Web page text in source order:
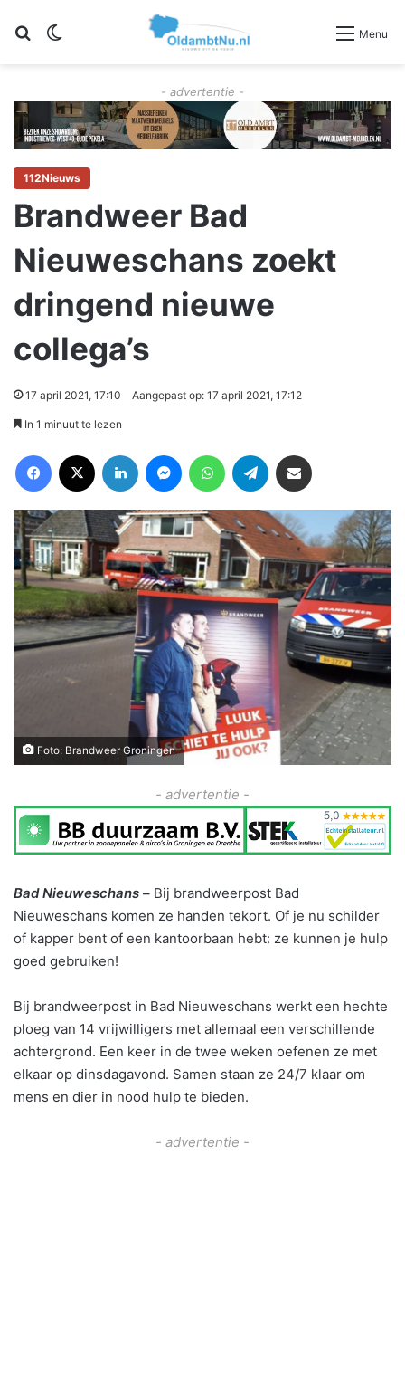
Zoeken Menu
- advertentie -
112Nieuws
Brandweer Bad
Nieuweschans zoekt
dringend nieuwe
collega’s
17 april 2021, 17:10 Aangepast op: 17 april 2021, 17:12
In 1 minuut te lezen
Foto: Brandweer Groningen
- advertentie -
Bad Nieuweschans – Bij brandweerpost Bad
Nieuweschans komen ze handen tekort. Of je nu schilder
of kapper bent of een kantoorbaan hebt: ze kunnen je hulp
goed gebruiken!
Bij brandweerpost in Bad Nieuweschans werkt een hechte
ploeg van 14 vrijwilligers met allemaal een verschillende
achtergrond. Een keer in de twee weken oefenen ze met
elkaar op dinsdagavond. Samen staan ze 24/7 klaar om
mens en dier in nood hulp te bieden.
- advertentie -